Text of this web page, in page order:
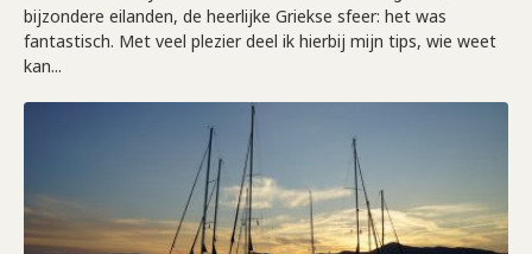
bijzondere eilanden, de heerlijke Griekse sfeer: het was
fantastisch. Met veel plezier deel ik hierbij mijn tips, wie weet
kan...